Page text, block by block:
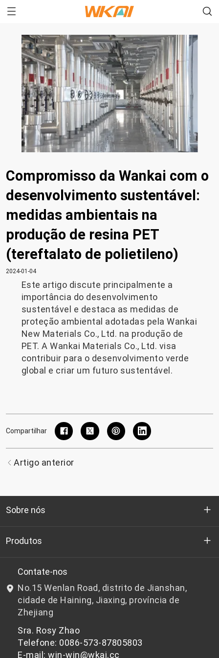
Compromisso da Wankai com o
desenvolvimento sustentável:
medidas ambientais na
produção de resina PET
(tereftalato de polietileno)
2024-01-04
Este artigo discute principalmente a
importância do desenvolvimento
sustentável e destaca as medidas de
proteção ambiental adotadas pela Wankai
New Materials Co., Ltd. na produção de
PET. A Wankai Materials Co., Ltd. visa
contribuir para o desenvolvimento verde
global e criar um futuro sustentável.
Compartilhar
Artigo anterior
Sobre nós
Quem somos
P&D
Notícias e Eventos
política de Privacidade
Produtos
Chips de PET de qualidade para garrafas
Chips de PET não adequados para garrafas
Contate-nos
No.15 Wenlan Road, distrito de Jianshan,
cidade de Haining, Jiaxing, província de
Zhejiang
Sra. Rosy Zhao
Telefone: 0086-573-87805803
E-mail: win-win@wkai.cc